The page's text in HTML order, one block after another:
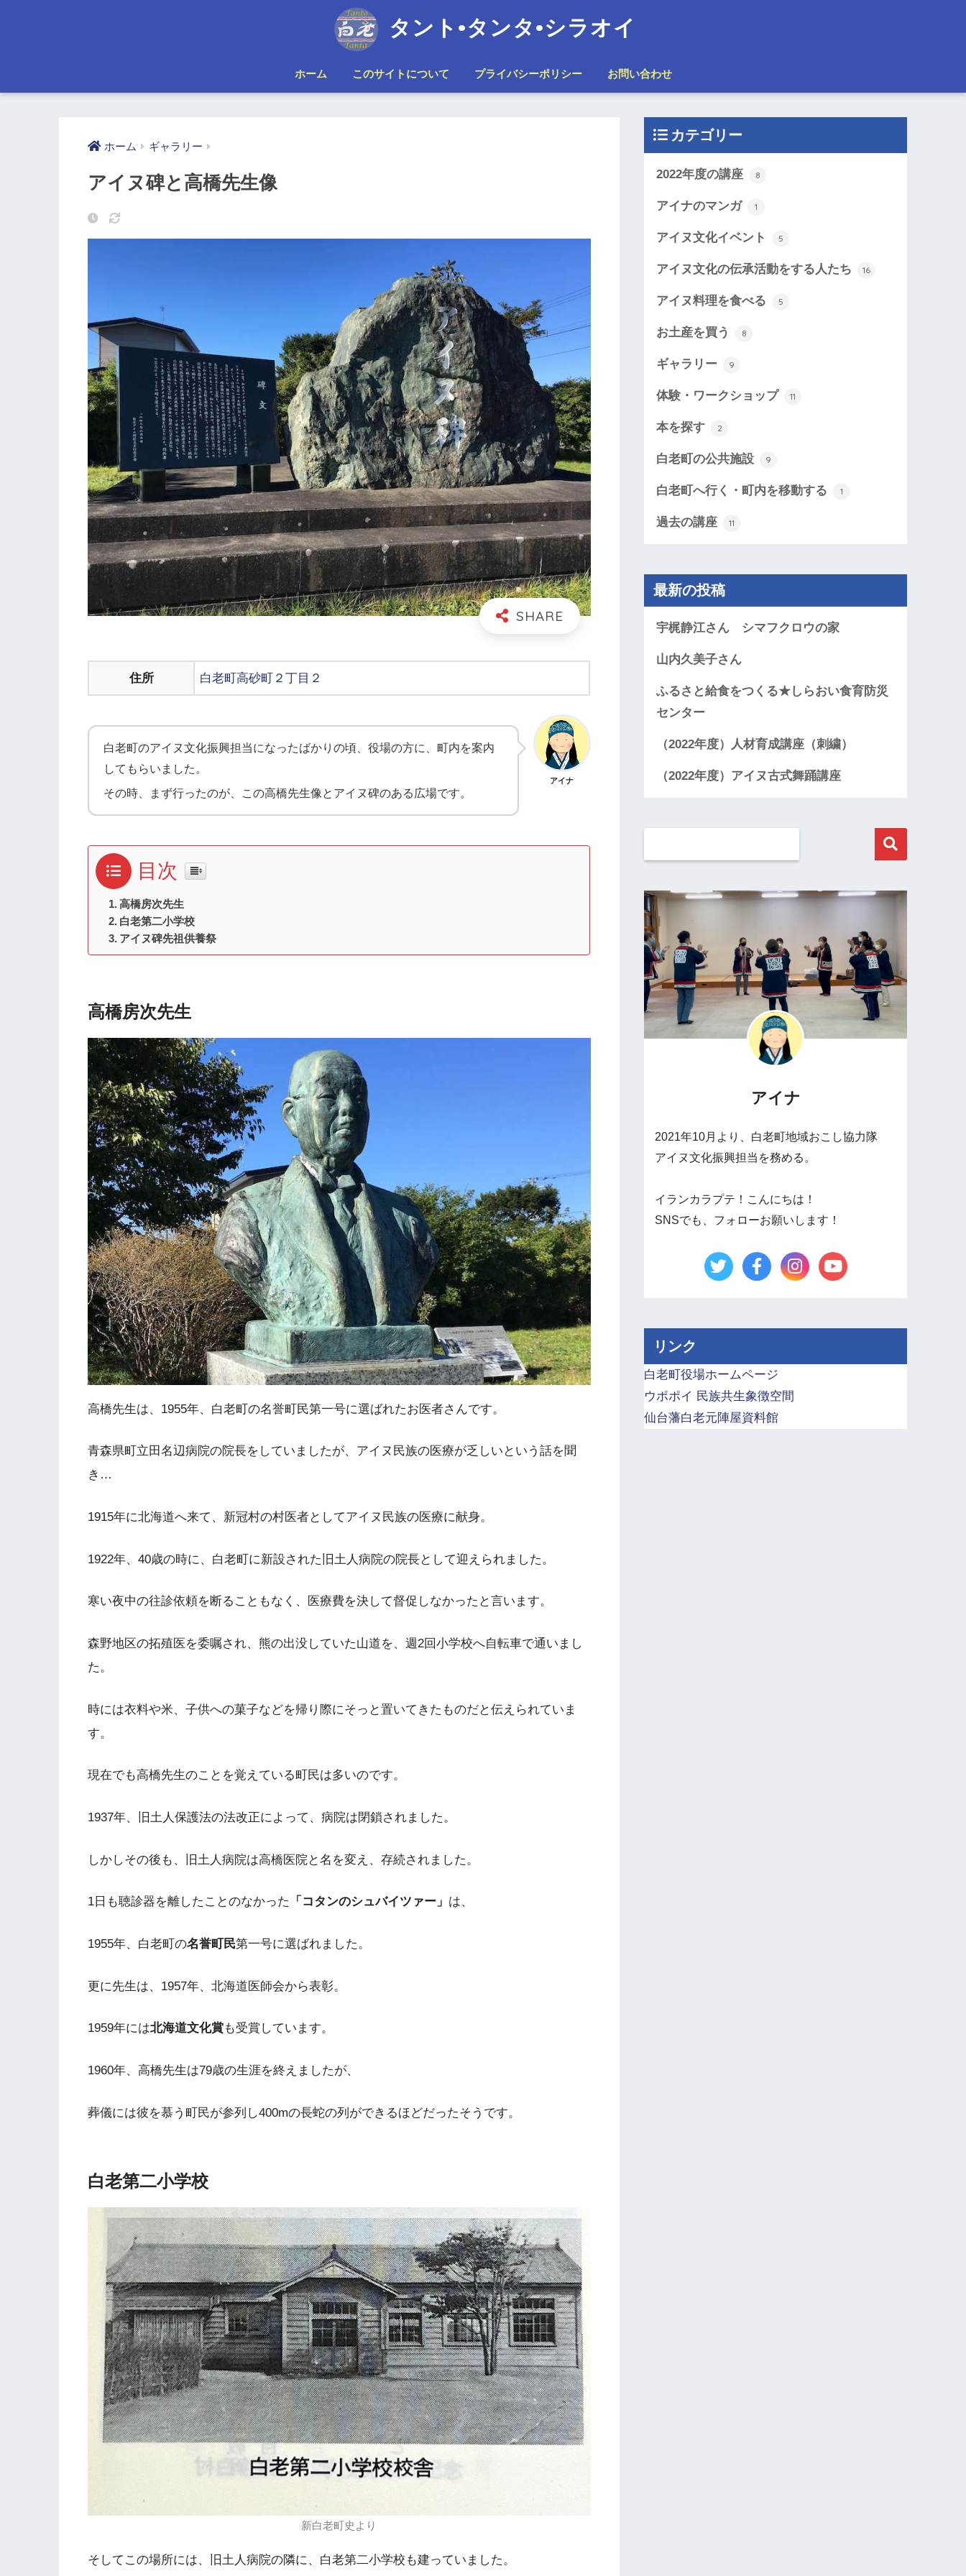
タント•タンタ•シラオイ
ホーム このサイトについて プライバシーポリシー お問い合わせ
ホーム ギャラリー
アイヌ碑と高橋先生像
住所 白老町高砂町２丁目２
アイナ
白老町のアイヌ文化振興担当になったばかりの頃、役場の方に、町内を案内
してもらいました。
その時、まず行ったのが、この高橋先生像とアイヌ碑のある広場です。
目次
高橋房次先生
白老第二小学校
アイヌ碑先祖供養祭
高橋房次先生
高橋先生は、1955年、白老町の名誉町民第一号に選ばれたお医者さんです。
青森県町立田名辺病院の院長をしていましたが、アイヌ民族の医療が乏しいという話を聞
き…
1915年に北海道へ来て、新冠村の村医者としてアイヌ民族の医療に献身。
1922年、40歳の時に、白老町に新設された旧土人病院の院長として迎えられました。
寒い夜中の往診依頼を断ることもなく、医療費を決して督促しなかったと言います。
森野地区の拓殖医を委嘱され、熊の出没していた山道を、週2回小学校へ自転車で通いまし
た。
時には衣料や米、子供への菓子などを帰り際にそっと置いてきたものだと伝えられていま
す。
現在でも高橋先生のことを覚えている町民は多いのです。
1937年、旧土人保護法の法改正によって、病院は閉鎖されました。
しかしその後も、旧土人病院は高橋医院と名を変え、存続されました。
1日も聴診器を離したことのなかった 「コタンのシュバイツァー」 は、
1955年、白老町の名誉町民第一号に選ばれました。
更に先生は、1957年、北海道医師会から表彰。
1959年には北海道文化賞も受賞しています。
1960年、高橋先生は79歳の生涯を終えましたが、
葬儀には彼を慕う町民が参列し400mの長蛇の列ができるほどだったそうです。
白老第二小学校
新白老町史より
そしてこの場所には、旧土人病院の隣に、白老第二小学校も建っていました。
カテゴリー
2022年度の講座 8
アイナのマンガ 1
アイヌ文化イベント 5
アイヌ文化の伝承活動をする人たち 16
アイヌ料理を食べる 5
お土産を買う 8
ギャラリー 9
体験・ワークショップ 11
本を探す 2
白老町の公共施設 9
白老町へ行く・町内を移動する 1
過去の講座 11
最新の投稿
宇梶静江さん シマフクロウの家
山内久美子さん
ふるさと給食をつくる★しらおい食育防災
センター
（2022年度）人材育成講座（刺繍）
（2022年度）アイヌ古式舞踊講座
アイナ
2021年10月より、白老町地域おこし協力隊
アイヌ文化振興担当を務める。
イランカラプテ！こんにちは！
SNSでも、フォローお願いします！
リンク
白老町役場ホームページ
ウポポイ 民族共生象徴空間
仙台藩白老元陣屋資料館